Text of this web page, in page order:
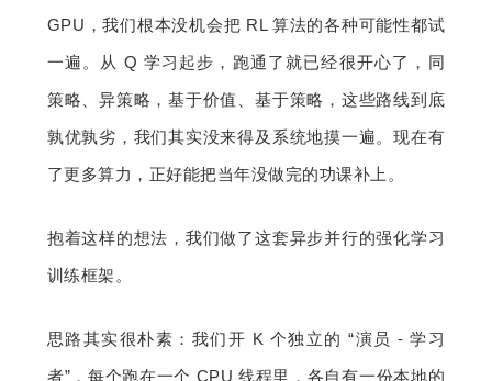
GPU，我们根本没机会把 RL 算法的各种可能性都试
一遍。从 Q 学习起步，跑通了就已经很开心了，同
策略、异策略，基于价值、基于策略，这些路线到底
孰优孰劣，我们其实没来得及系统地摸一遍。现在有
了更多算力，正好能把当年没做完的功课补上。
抱着这样的想法，我们做了这套异步并行的强化学习
训练框架。
思路其实很朴素：我们开 K 个独立的 “演员 - 学习
者”，每个跑在一个 CPU 线程里，各自有一份本地的